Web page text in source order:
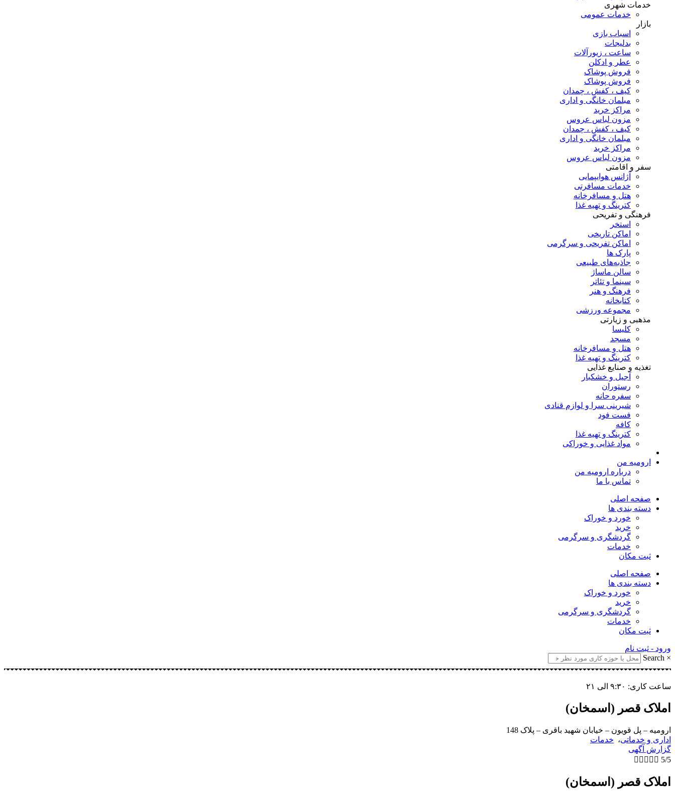
خدمات شهری
خدمات عمومی
بازار
اسباب بازی
بدلیجات
ساعت ، زیورآلات
عطر و ادکلن
فروش پوشاک
فروش پوشاک
کیف ، کفش ، چمدان
مبلمان خانگی و اداری
مراکز خرید
مزون لباس عروس
کیف ، کفش ، چمدان
مبلمان خانگی و اداری
مراکز خرید
مزون لباس عروس
سفر و اقامتی
آژانس هوایپمایی
خدمات مسافرتی
هتل و مسافرخانه
کترینگ و تهیه غذا
فرهنگی و تفریحی
استخر
اماکن تاریخی
اماکن تفریحی و سرگرمی
پارک ها
جاذبه‌های طبیعی
سالن ماساژ
سینما و تئاتر
فرهنگ و هنر
کتابخانه
مجموعه ورزشی
مذهبی و زیارتی
کلیسا
مسجد
هتل و مسافرخانه
کترینگ و تهیه غذا
تغذیه و صنایع غذایی
آجیل و خشکبار
رستوران
سفره حانه
شیرینی سرا و لوازم قنادی
فست فود
کافه
کترینگ و تهیه غذا
مواد غذایی و خوراکی
ارومیه من
درباره ارومیه من
تماس با ما
صفحه اصلی
دسته بندی ها
خورد و خوراک
خرید
گردشگری و سرگرمی
خدمات
ثبت مکان
صفحه اصلی
دسته بندی ها
خورد و خوراک
خرید
گردشگری و سرگرمی
خدمات
ثبت مکان
ورود - ثبت نام
×
Search
ساعت کاری: ۹:۳۰ الی ۲۱
املاک قصر (اسمخان)
ارومیه – پل قویون – خیابان شهید باقری – پلاک 148
اداری و خدماتی، خدمات
گزارش آگهی
     5/5
املاک قصر (اسمخان)